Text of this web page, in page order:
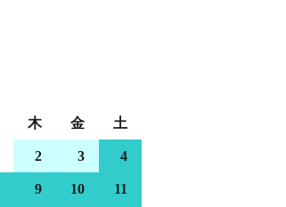
木 金 土
2 3 4
9 10 11